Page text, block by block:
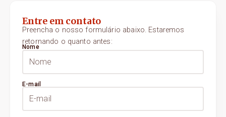
Entre em contato
Preencha o nosso formulário abaixo. Estaremos
retornando o quanto antes:
Nome
E-mail